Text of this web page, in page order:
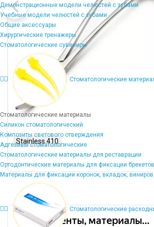
Демонстрационные модели челюстей с зубами
Учебные модели челюстей с зубами
Общие аксессуары
Хирургические тренажеры
Стоматологические сувениры
Стоматологические
Стоматологические материалы
Силикон стоматологический
Композиты светового отверждения
Адгезивы стоматологические
Стоматологические материалы для реставрации
Ортодонтические материалы для фиксации брекетов
Материалы для фиксации коронок, вкладок, виниров
Стоматологические
Stainless 410